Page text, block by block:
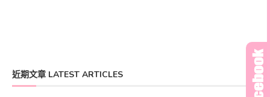
近期文章 LATEST ARTICLES